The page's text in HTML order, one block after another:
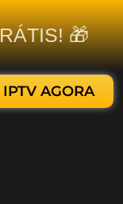
🎁
IPTV AGORA